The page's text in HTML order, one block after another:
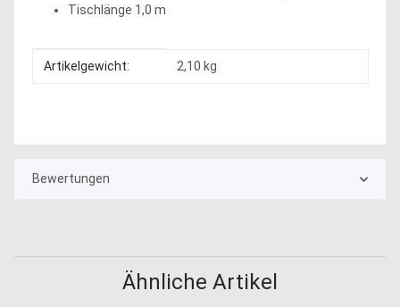
Tischlänge 1,0 m
Produkteigenschaft
Wert
Artikelgewicht: 2,10 kg
Bewertungen
Ähnliche Artikel